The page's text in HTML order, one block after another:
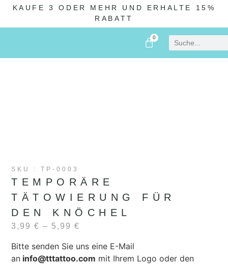
KAUFE 3 ODER MEHR UND ERHALTE 15%
RABATT
0
SKU : TP-0003
TEMPORÄRE
TÄTOWIERUNG FÜR
DEN KNÖCHEL
3,99€ – 5,99€
Bitte senden Sie uns eine E-Mail
an info@tttattoo.com mit Ihrem Logo oder den